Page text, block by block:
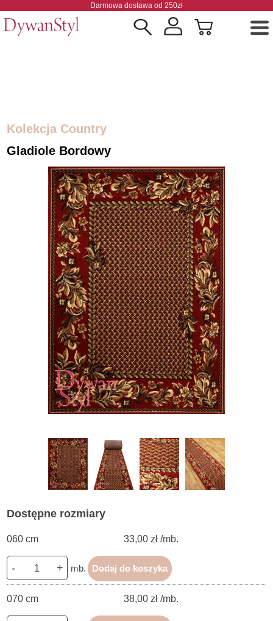
Darmowa dostawa od 250zł
Kolekcja Country
Gladiole Bordowy
Dostępne rozmiary
060 cm 33,00 zł /mb.
- + mb. Dodaj do koszyka
070 cm 38,00 zł /mb.